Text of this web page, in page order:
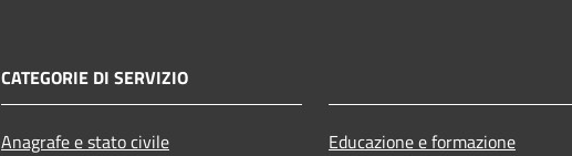
CATEGORIE DI SERVIZIO
Anagrafe e stato civile
Educazione e formazione